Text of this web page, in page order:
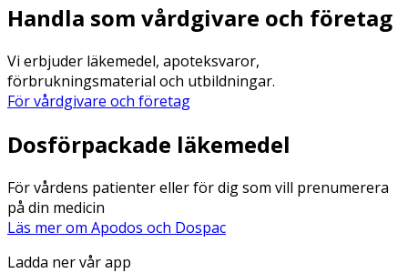
Handla som vårdgivare och företag
Vi erbjuder läkemedel, apoteksvaror,
förbrukningsmaterial och utbildningar.
För vårdgivare och företag
Dosförpackade läkemedel
För vårdens patienter eller för dig som vill prenumerera
på din medicin
Läs mer om Apodos och Dospac
Ladda ner vår app